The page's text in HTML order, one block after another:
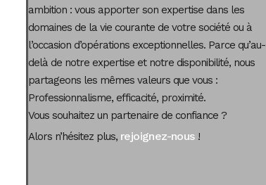
ambition : vous apporter son expertise dans les
domaines de la vie courante de votre société ou à
l’occasion d’opérations exceptionnelles. Parce qu’au-
delà de notre expertise et notre disponibilité, nous
partageons les mêmes valeurs que vous :
Professionnalisme, efficacité, proximité.
Vous souhaitez un partenaire de confiance ?
Alors n’hésitez plus, rejoignez-nous!